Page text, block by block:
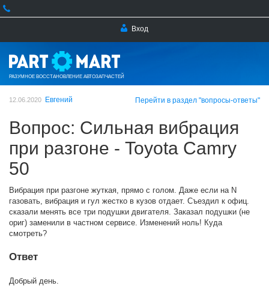
Вход
РАЗУМНОЕ ВОССТАНОВЛЕНИЕ АВТОЗАПЧАСТЕЙ
12.06.2020 Евгений Перейти в раздел "вопросы-ответы"
Вопрос: Сильная вибрация
при разгоне - Toyota Camry
50
Вибрация при разгоне жуткая, прямо с голом. Даже если на N
газовать, вибрация и гул жестко в кузов отдает. Съездил к офиц.
сказали менять все три подушки двигателя. Заказал подушки (не
ориг) заменили в частном сервисе. Изменений ноль! Куда
смотреть?
Ответ
Добрый день.